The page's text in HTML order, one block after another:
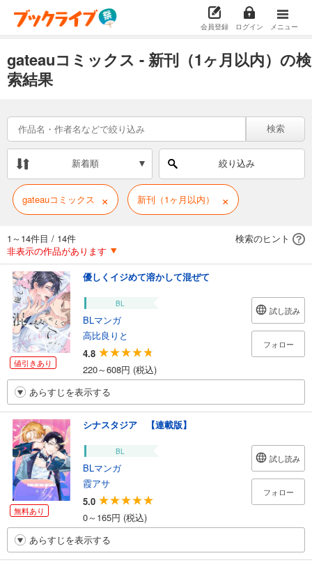
会員登録 ログイン メニュー
gateauコミックス - 新刊（1ヶ月以内）の検
索結果
検索
新着順 絞り込み
gateauコミックス × 新刊（1ヶ月以内） ×
1～14件目 / 14件
検索のヒント
非表示の作品があります
値引きあり
優しくイジめて溶かして混ぜて
BL
BLマンガ
高比良りと
4.8
220～608円 (税込)
試し読み
フォロー
あらすじを表示する
無料あり
シナスタジア 【連載版】
BL
BLマンガ
霞アサ
5.0
0～165円 (税込)
試し読み
フォロー
あらすじを表示する